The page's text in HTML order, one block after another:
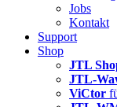
Jobs
Kontakt
Support
Shop
JTL
JTL-
ViCtor